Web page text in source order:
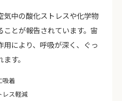
気中の酸化ストレスや化学物
とが報告されています。宙
により、呼吸が深く、ぐっ
す。
吸着
レス軽減